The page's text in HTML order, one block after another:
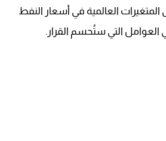
المتغيرات العالمية في أسعار النفط
التي ستُحسم القرار.